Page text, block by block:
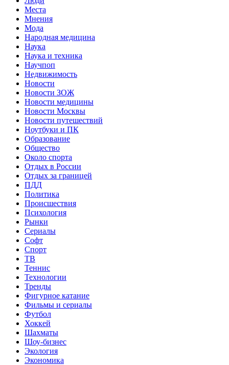
Места
Мнения
Мода
Народная медицина
Наука
Наука и техника
Научпоп
Недвижимость
Новости
Новости ЗОЖ
Новости медицины
Новости Москвы
Новости путешествий
Ноутбуки и ПК
Образование
Общество
Около спорта
Отдых в России
Отдых за границей
ПДД
Политика
Происшествия
Психология
Рынки
Сериалы
Софт
Спорт
ТВ
Теннис
Технологии
Тренды
Фигурное катание
Фильмы и сериалы
Футбол
Хоккей
Шахматы
Шоу-бизнес
Экология
Экономика